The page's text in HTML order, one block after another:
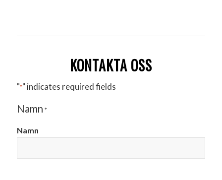
KONTAKTA OSS
"*" indicates required fields
Namn *
Namn